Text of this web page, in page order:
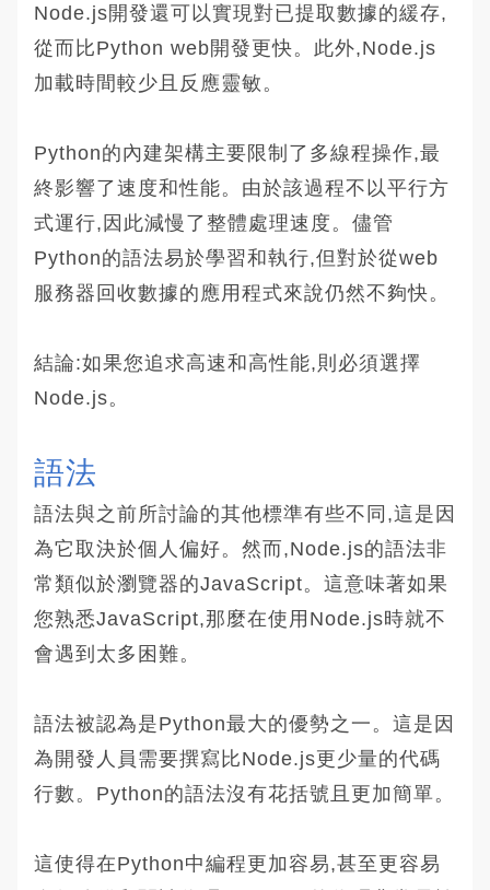
Node.js開發還可以實現對已提取數據的緩存,
從而比Python web開發更快。此外,Node.js
加載時間較少且反應靈敏。
Python的內建架構主要限制了多線程操作,最
終影響了速度和性能。由於該過程不以平行方
式運行,因此減慢了整體處理速度。儘管
Python的語法易於學習和執行,但對於從web
服務器回收數據的應用程式來說仍然不夠快。
結論:如果您追求高速和高性能,則必須選擇
Node.js。
語法
語法與之前所討論的其他標準有些不同,這是因
為它取決於個人偏好。然而,Node.js的語法非
常類似於瀏覽器的JavaScript。這意味著如果
您熟悉JavaScript,那麼在使用Node.js時就不
會遇到太多困難。
語法被認為是Python最大的優勢之一。這是因
為開發人員需要撰寫比Node.js更少量的代碼
行數。Python的語法沒有花括號且更加簡單。
這使得在Python中編程更加容易,甚至更容易